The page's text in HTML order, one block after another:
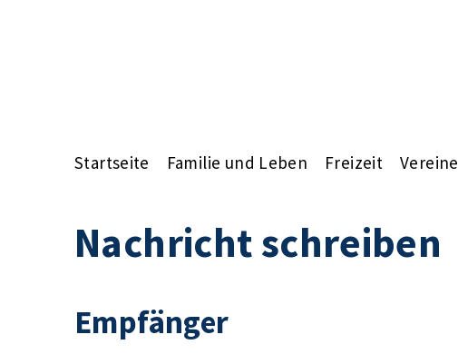
Startseite Familie und Leben Freizeit Vereine
Nachricht schreiben
Empfänger